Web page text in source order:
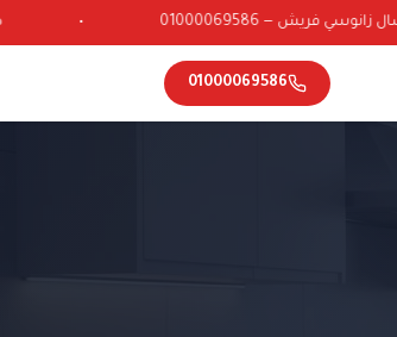
فريش — 01000069586
01000069586